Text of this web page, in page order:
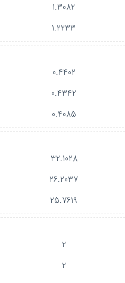
1.3082
1.2233
0.4402
0.4342
0.4085
32.1028
26.2037
25.7619
2
2